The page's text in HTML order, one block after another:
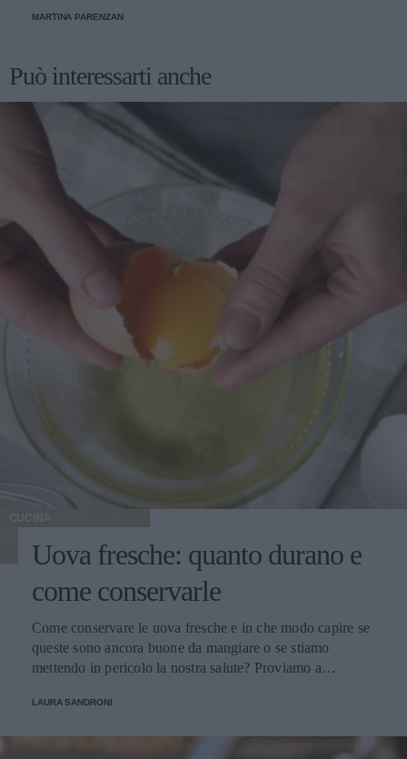
MARTINA PARENZAN
Può interessarti anche
CUCINA
Uova fresche: quanto durano e
come conservarle
Come conservare le uova fresche e in che modo capire se
queste sono ancora buone da mangiare o se stiamo
mettendo in pericolo la nostra salute? Proviamo a
LAURA SANDRONI